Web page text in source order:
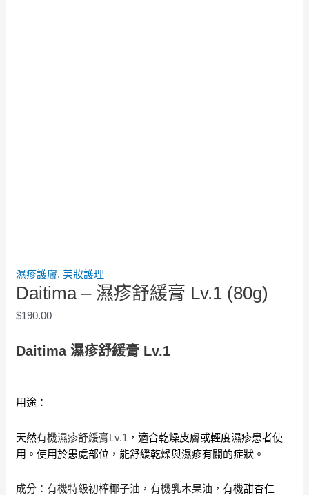
濕疹護膚,美妝護理
Daitima – 濕疹舒緩膏 Lv.1 (80g)
$190.00
Daitima 濕疹舒緩膏 Lv.1
用途：
天然有機濕疹舒緩膏Lv.1 ，適合乾燥皮膚或輕度濕疹患者使
用。使用於患處部位，能舒緩乾燥與濕疹有關的症狀。
成分：有機特級初榨椰子油，有機乳木果油，有機甜杏仁